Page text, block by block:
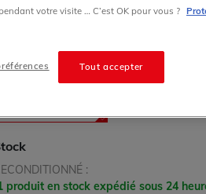
:
produit en stock expédié sous 24
votre visite … C’est OK pour vous ?
Tout accepter